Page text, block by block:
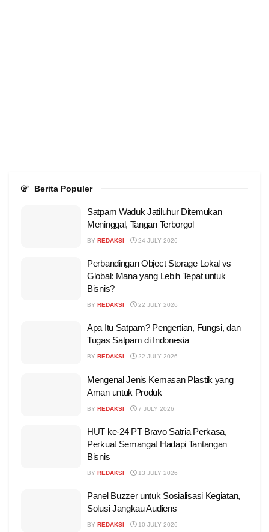
Berita Populer
Satpam Waduk Jatiluhur Ditemukan
Meninggal, Tangan Terborgol
BY REDAKSI 24 JULY 2026
Perbandingan Object Storage Lokal vs
Global: Mana yang Lebih Tepat untuk
Bisnis?
BY REDAKSI 22 JULY 2026
Apa Itu Satpam? Pengertian, Fungsi, dan
Tugas Satpam di Indonesia
BY REDAKSI 22 JULY 2026
Mengenal Jenis Kemasan Plastik yang
Aman untuk Produk
BY REDAKSI 7 JULY 2026
HUT ke-24 PT Bravo Satria Perkasa,
Perkuat Semangat Hadapi Tantangan
Bisnis
BY REDAKSI 13 JULY 2026
Panel Buzzer untuk Sosialisasi Kegiatan,
Solusi Jangkau Audiens
BY REDAKSI 10 JULY 2026